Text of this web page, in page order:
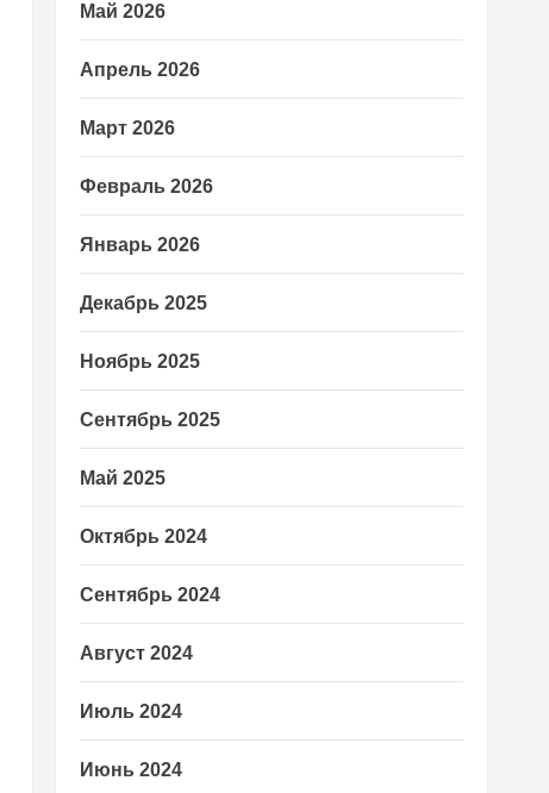
Май 2026
Апрель 2026
Март 2026
Февраль 2026
Январь 2026
Декабрь 2025
Ноябрь 2025
Сентябрь 2025
Май 2025
Октябрь 2024
Сентябрь 2024
Август 2024
Июль 2024
Июнь 2024